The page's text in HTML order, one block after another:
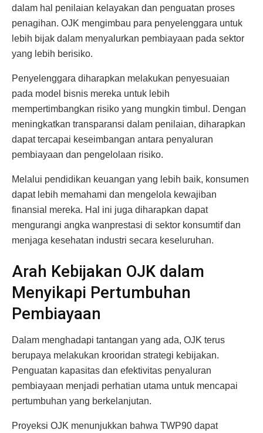
dalam hal penilaian kelayakan dan penguatan proses
penagihan. OJK mengimbau para penyelenggara untuk
lebih bijak dalam menyalurkan pembiayaan pada sektor
yang lebih berisiko.
Penyelenggara diharapkan melakukan penyesuaian
pada model bisnis mereka untuk lebih
mempertimbangkan risiko yang mungkin timbul. Dengan
meningkatkan transparansi dalam penilaian, diharapkan
dapat tercapai keseimbangan antara penyaluran
pembiayaan dan pengelolaan risiko.
Melalui pendidikan keuangan yang lebih baik, konsumen
dapat lebih memahami dan mengelola kewajiban
finansial mereka. Hal ini juga diharapkan dapat
mengurangi angka wanprestasi di sektor konsumtif dan
menjaga kesehatan industri secara keseluruhan.
Arah Kebijakan OJK dalam
Menyikapi Pertumbuhan
Pembiayaan
Dalam menghadapi tantangan yang ada, OJK terus
berupaya melakukan krooridan strategi kebijakan.
Penguatan kapasitas dan efektivitas penyaluran
pembiayaan menjadi perhatian utama untuk mencapai
pertumbuhan yang berkelanjutan.
Proyeksi OJK menunjukkan bahwa TWP90 dapat